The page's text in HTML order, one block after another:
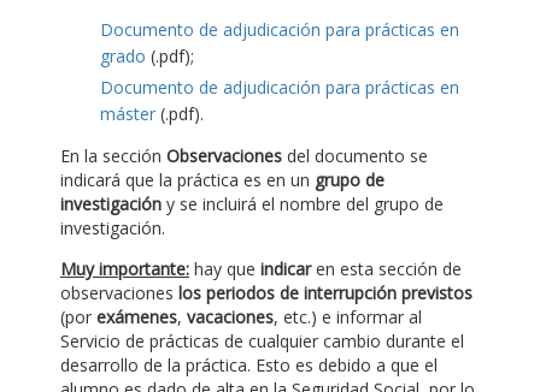
Documento de adjudicación para prácticas en
grado (.pdf);
Documento de adjudicación para prácticas en
máster (.pdf).
En la sección Observaciones del documento se
indicará que la práctica es en un grupo de
investigación y se incluirá el nombre del grupo de
investigación.
Muy importante: hay que indicaren esta sección de
observaciones los periodos de interrupción previstos
(por exámenes, vacaciones, etc.) e informar al
Servicio de prácticas de cualquier cambio durante el
desarrollo de la práctica. Esto es debido a que el